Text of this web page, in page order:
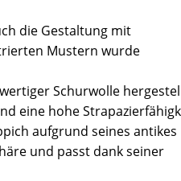
die Gestaltung mit
Mustern wurde
Schurwolle
eine hohe
aufgrund seines antikes
und passt dank seiner